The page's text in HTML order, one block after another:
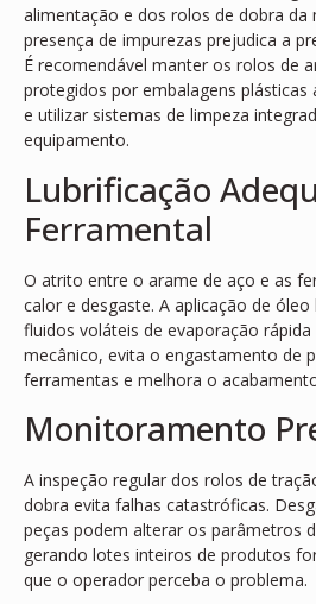
alimentação e dos rolos de dobra da
presença de impurezas prejudica a
É recomendável manter os rolos de
protegidos por embalagens
e utilizar sistemas de limpeza
equipamento.
Lubrificação
Ferramental
O atrito entre o arame de aço e as
calor e desgaste. A aplicação de
fluidos voláteis de evaporação
mecânico, evita o engastamento de
ferramentas e melhora o
Monitoramento
A inspeção regular dos rolos de
dobra evita falhas catastróficas.
peças podem alterar os parâmetros
gerando lotes inteiros de produtos
que o operador perceba o problema.